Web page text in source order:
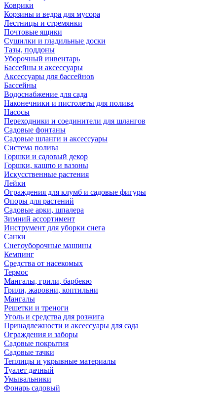
Коврики
Корзины и ведра для мусора
Лестницы и стремянки
Почтовые ящики
Сушилки и гладильные доски
Тазы, поддоны
Уборочный инвентарь
Бассейны и аксессуары
Аксессуары для бассейнов
Бассейны
Водоснабжение для сада
Наконечники и пистолеты для полива
Насосы
Переходники и соединители для шлангов
Садовые фонтаны
Садовые шланги и аксессуары
Система полива
Горшки и садовый декор
Горшки, кашпо и вазоны
Искусственные растения
Лейки
Ограждения для клумб и садовые фигуры
Опоры для растений
Садовые арки, шпалера
Зимний ассортимент
Инструмент для уборки снега
Санки
Снегоуборочные машины
Кемпинг
Средства от насекомых
Термос
Мангалы, грили, барбекю
Грили, жаровни, коптильни
Мангалы
Решетки и треноги
Уголь и средства для розжига
Принадлежности и аксессуары для сада
Ограждения и заборы
Садовые покрытия
Садовые тачки
Теплицы и укрывные материалы
Туалет дачный
Умывальники
Фонарь садовый